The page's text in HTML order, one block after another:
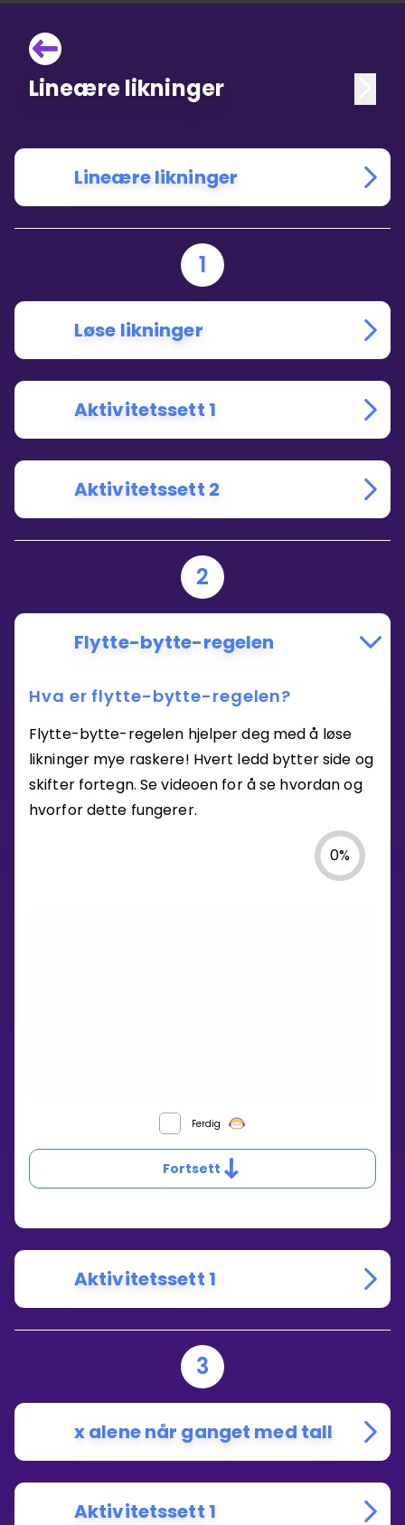
Lineære likninger
Lineære likninger
1
Løse likninger
Aktivitetssett 1
Aktivitetssett 2
2
Flytte-bytte-regelen
Hva er flytte-bytte-regelen?
Flytte-bytte-regelen hjelper deg med å løse
likninger mye raskere! Hvert ledd bytter side og
skifter fortegn. Se videoen for å se hvordan og
hvorfor dette fungerer.
0%
FLYTTE-
REGELEN?
Ferdig
Fortsett
Aktivitetssett 1
3
x alene når ganget med tall
Aktivitetssett 1